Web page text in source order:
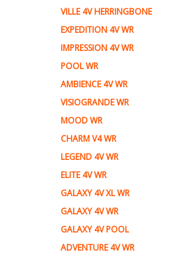
VILLE 4V HERRINGBONE
EXPEDITION 4V WR
IMPRESSION 4V WR
POOL WR
AMBIENCE 4V WR
VISIOGRANDE WR
MOOD WR
CHARM V4 WR
LEGEND 4V WR
ELITE 4V WR
GALAXY 4V XL WR
GALAXY 4V WR
GALAXY 4V POOL
ADVENTURE 4V WR